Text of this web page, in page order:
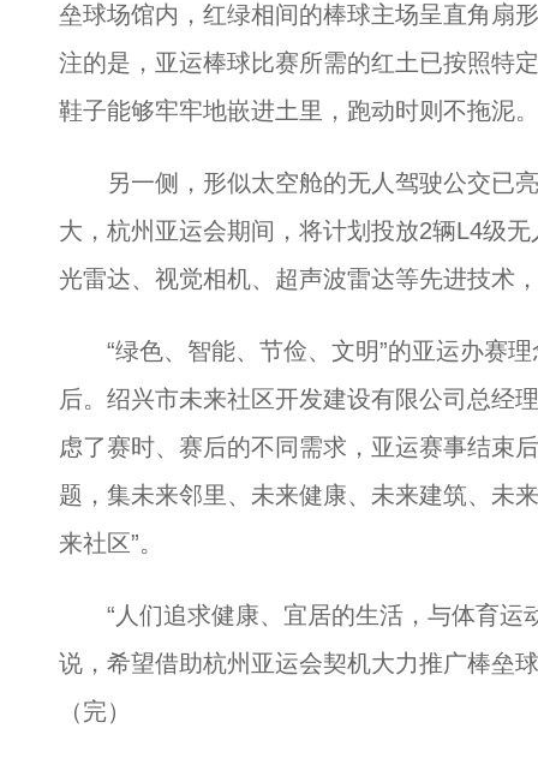
垒球场馆内，红绿相间的棒球主场呈直角扇
注的是，亚运棒球比赛所需的红土已按照特
鞋子能够牢牢地嵌进土里，跑动时则不拖泥。
另一侧，形似太空舱的无人驾驶公交已亮
大，杭州亚运会期间，将计划投放2辆L4级
光雷达、视觉相机、超声波雷达等先进技术
“绿色、智能、节俭、文明”的亚运办赛理
后。绍兴市未来社区开发建设有限公司总经
虑了赛时、赛后的不同需求，亚运赛事结束
题，集未来邻里、未来健康、未来建筑、未
来社区”。
“人们追求健康、宜居的生活，与体育运
说，希望借助杭州亚运会契机大力推广棒垒
（完）